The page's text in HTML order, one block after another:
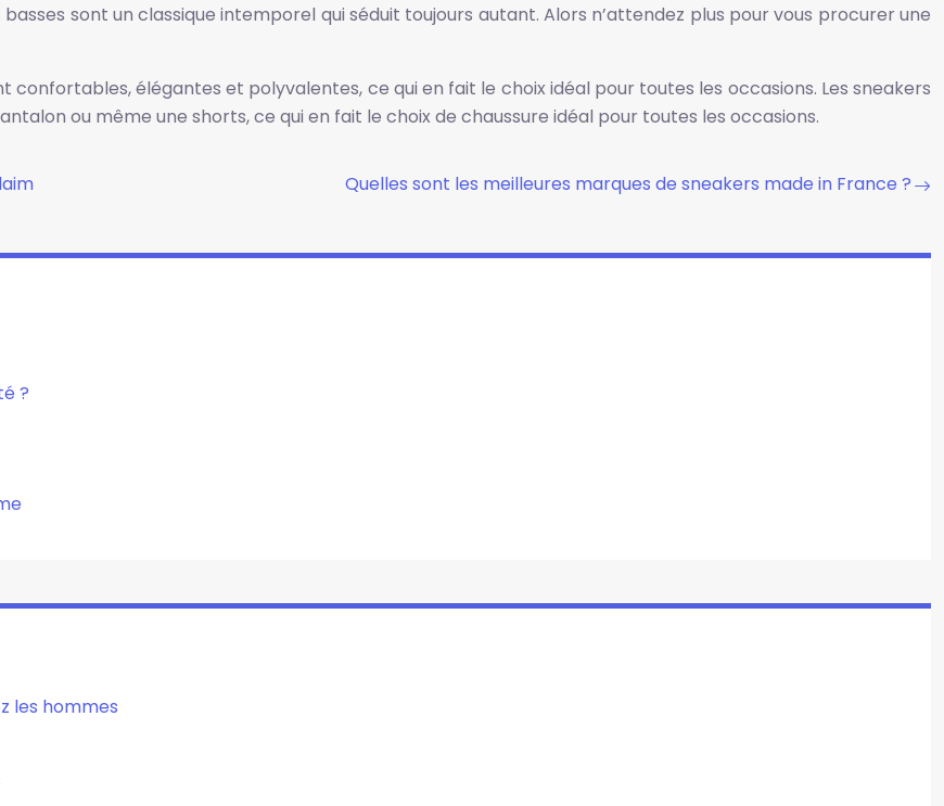
sont un classique intemporel qui séduit toujours autant. Alors n’attendez plus pour vous procurer une
confortables, élégantes et polyvalentes, ce qui en fait le choix idéal pour toutes les occasions. Les sneakers
ou même une shorts, ce qui en fait le choix de chaussure idéal pour toutes les occasions.
Quelles sont les meilleures marques de sneakers made in France ?
?
les hommes